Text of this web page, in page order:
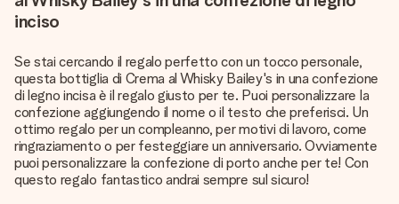
inciso
Se stai cercando il regalo perfetto con un tocco personale,
questa bottiglia di Crema al Whisky Bailey's in una confezione
di legno incisa è il regalo giusto per te. Puoi personalizzare la
confezione aggiungendo il nome o il testo che preferisci. Un
ottimo regalo per un compleanno, per motivi di lavoro, come
ringraziamento o per festeggiare un anniversario. Ovviamente
puoi personalizzare la confezione di porto anche per te! Con
questo regalo fantastico andrai sempre sul sicuro!